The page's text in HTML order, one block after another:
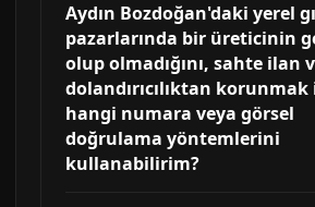
Aydın Bozdoğan'daki yerel
pazarlarında bir üreticinin
olup olmadığını, sahte ilan
dolandırıcılıktan korunmak
hangi numara veya görsel
doğrulama yöntemlerini
kullanabilirim?